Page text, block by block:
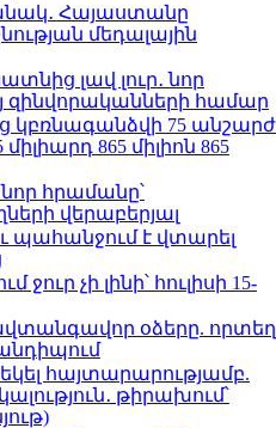
Հայաստանը
մեդալային
լավ լուր․ նոր
զինվորականների համար
կբռնագանձվի 75 անշարժ
865 միլիոն 865
հրամանը՝
վերաբերյալ
պահանջում է վտարել
չի լինի՝ հուլիսի 15-
օձերը. որտեղ
հայտարարությամբ.
թիրախում՝